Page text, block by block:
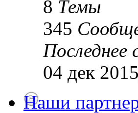
8 Темы
345
Последнее
04 дек
Наши